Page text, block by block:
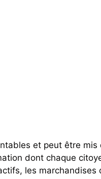
et peut être
dont chaque
les marchandises